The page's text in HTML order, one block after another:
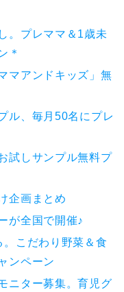
。プレママ＆1歳未
＊
マアンドキッズ」無
ル、毎月50名にプレ
試しサンプル無料プ
企画まとめ
が全国で開催♪
こだわり野菜＆食
ンペーン
ニター募集。育児グ